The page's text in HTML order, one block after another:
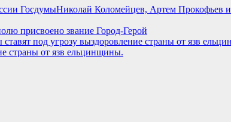
Николай Коломейцев, Артем Прокофьев
присвоено звание Город-Герой
страны от язв ельцинщины.